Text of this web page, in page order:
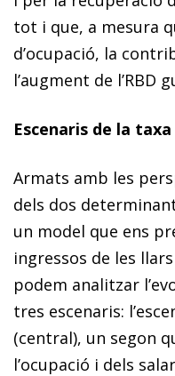
tot i que, a mesura
d’ocupació, la
l’augment de l’RBD
Escenaris de la taxa
Armats amb les
dels dos
un model que ens
ingressos de les
podem analitzar
tres escenaris:
(central), un segon
l’ocupació i dels